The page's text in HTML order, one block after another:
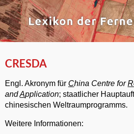
CRESDA
Engl. Akronym für China Centre for
andApplication; staatlicher
chinesischen Weltraumprogramms.
Weitere Informationen: